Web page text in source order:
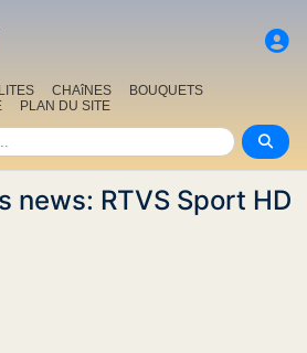
CHAîNES
BOUQUETS
PLAN DU SITE
news: RTVS Sport HD